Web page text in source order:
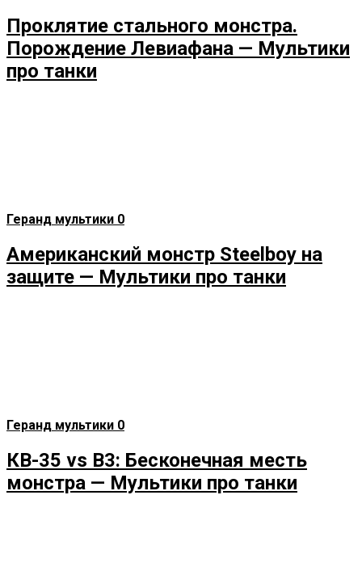
Проклятие стального монстра.
Порождение Левиафана — Мультики
про танки
Геранд мультики 0
Американский монстр Steelboy на
защите — Мультики про танки
Геранд мультики 0
КВ-35 vs B3: Бесконечная месть
монстра — Мультики про танки